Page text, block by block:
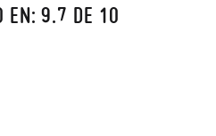
EN: 9.7 DE 10